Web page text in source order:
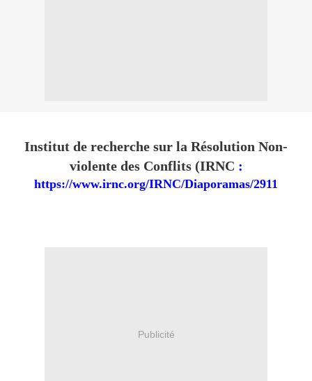
Institut de recherche sur la Résolution Non-
violente des Conflits (IRNC :
https://www.irnc.org/IRNC/Diaporamas/2911
Publicité